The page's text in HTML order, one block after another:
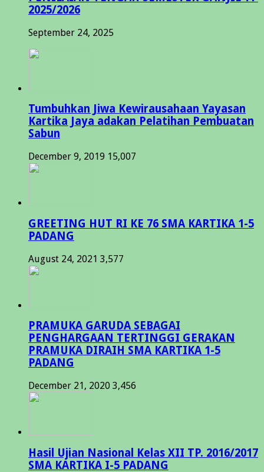
2025/2026
September 24, 2025
Tumbuhkan Jiwa Kewirausahaan Yayasan
Kartika Jaya adakan Pelatihan Pembuatan
Sabun
December 9, 2019 15,007
GREETING HUT RI KE 76 SMA KARTIKA 1-5
PADANG
August 24, 2021 3,577
PRAMUKA GARUDA SEBAGAI
PENGHARGAAN TERTINGGI GERAKAN
PRAMUKA DIRAIH SMA KARTIKA 1-5
PADANG
December 21, 2020 3,456
Hasil Ujian Nasional Kelas XII TP. 2016/2017
SMA KARTIKA I-5 PADANG